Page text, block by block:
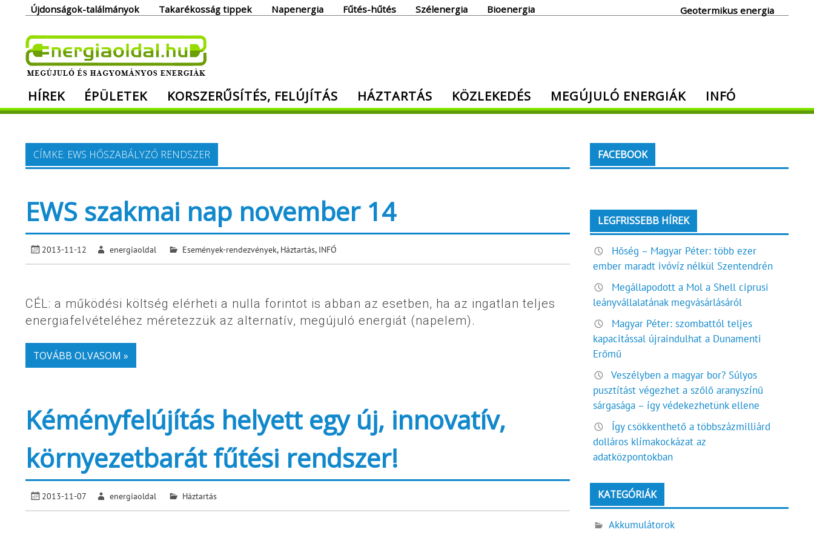
Újdonságok-találmányok Takarékosság tippek Napenergia Fűtés-hűtés Szélenergia Bioenergia Geotermikus energia
Megújuló és hagyományos energiák. Minden, ami energia!
HÍREK ÉPÜLETEK KORSZERŰSÍTÉS, FELÚJÍTÁS HÁZTARTÁS KÖZLEKEDÉS MEGÚJULÓ ENERGIÁK INFÓ
CÍMKE: EWS HŐSZABÁLYZÓ RENDSZER
EWS szakmai nap november 14
2013-11-12 energiaoldal Események-rendezvények, Háztartás, INFÓ
CÉL: a működési költség elérheti a nulla forintot is abban az esetben, ha az ingatlan teljes
energiafelvételéhez méretezzük az alternatív, megújuló energiát (napelem).
TOVÁBB OLVASOM »
Kéményfelújítás helyett egy új, innovatív,
környezetbarát fűtési rendszer!
2013-11-07 energiaoldal Háztartás
FACEBOOK
LEGFRISSEBB HÍREK
Hőség – Magyar Péter: több ezer
ember maradt ivóvíz nélkül Szentendrén
Megállapodott a Mol a Shell ciprusi
leányvállalatának megvásárlásáról
Magyar Péter: szombattól teljes
kapacitással újraindulhat a Dunamenti
Erőmű
Veszélyben a magyar bor? Súlyos
pusztítást végezhet a szőlő aranyszínű
sárgasága – így védekezhetünk ellene
Így csökkenthető a többszázmilliárd
dolláros klímakockázat az
adatközpontokban
KATEGÓRIÁK
Akkumulátorok